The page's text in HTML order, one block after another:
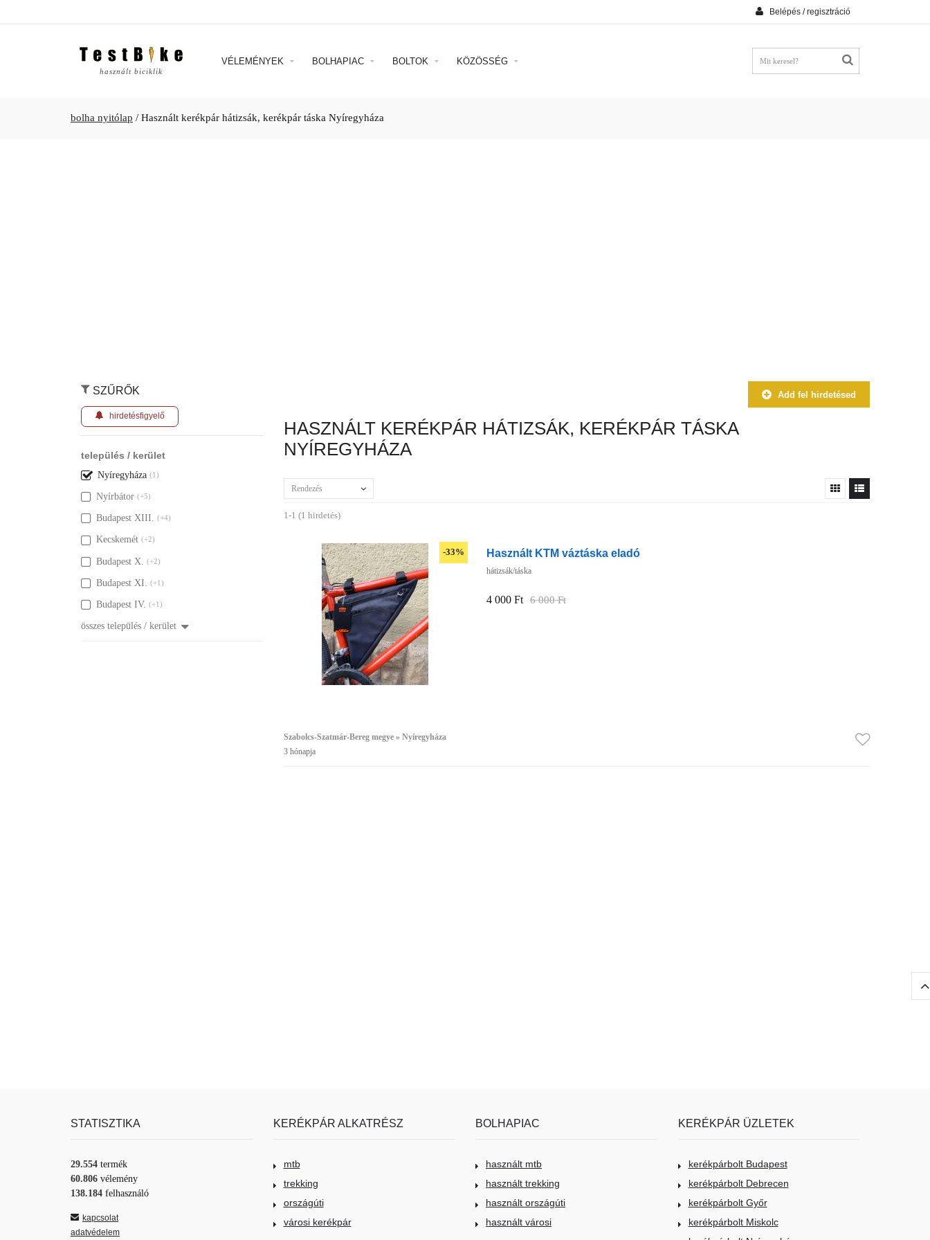
Belépés / regisztráció
használt biciklik
VÉLEMÉNYEK BOLHAPIAC BOLTOK KÖZÖSSÉG
bolha nyitólap / Használt kerékpár hátizsák, kerékpár táska Nyíregyháza
SZŰRŐK
hirdetésfigyelő
település / kerület
Nyíregyháza (1)
Nyírbátor (+5)
Budapest XIII. (+4)
Kecskemét (+2)
Budapest X. (+2)
Budapest XI. (+1)
Budapest IV. (+1)
összes település / kerület
Add fel hirdetésed
HASZNÁLT KERÉKPÁR HÁTIZSÁK, KERÉKPÁR TÁSKA
NYÍREGYHÁZA
Rendezés
1-1 (1 hirdetés)
-33% Használt KTM váztáska eladó
hátizsák/táska
4 000 Ft 6 000 Ft
Szabolcs-Szatmár-Bereg megye » Nyíregyháza
3 hónapja
STATISZTIKA
29.554 termék
60.806 vélemény
138.184 felhasználó
kapcsolat
adatvédelem
KERÉKPÁR ALKATRÉSZ
mtb
trekking
országúti
városi kerékpár
BOLHAPIAC
használt mtb
használt trekking
használt országúti
használt városi
KERÉKPÁR ÜZLETEK
kerékpárbolt Budapest
kerékpárbolt Debrecen
kerékpárbolt Győr
kerékpárbolt Miskolc